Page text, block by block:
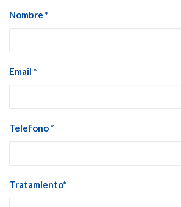
Nombre *
Email *
Telefono *
Tratamiento*